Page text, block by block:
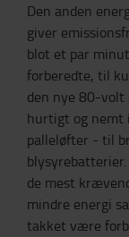
Den anden
giver
blot et par
forberedte, til
den nye 80-
hurtigt og nemt
palleløfter - til
de mest
mindre energi
takket være